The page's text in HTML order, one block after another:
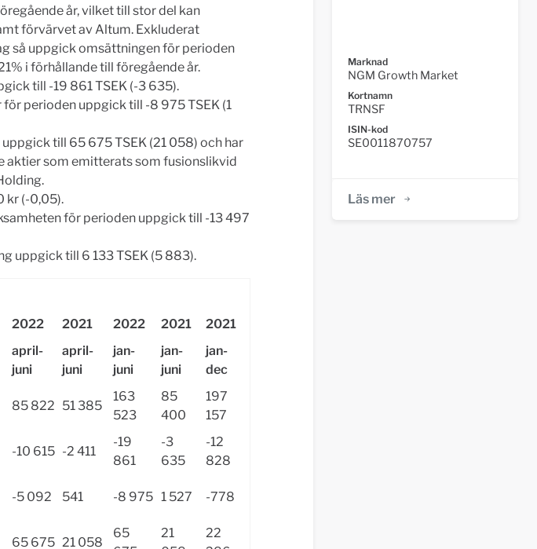
år, vilket till stor del kan
förvärvet av Altum. Exkluderat
så uppgick omsättningen för perioden
i förhållande till föregående år.
till -19 861 TSEK (-3 635).
perioden uppgick till -8 975 TSEK (1
till 65 675 TSEK (21 058) och har
aktier som emitterats som fusionslikvid
kr (-0,05).
för perioden uppgick till -13 497
uppgick till 6 133 TSEK (5 883).
2022 2021 2022 2021 2021
april-
juni
april-
juni
jan-
juni
jan-
juni
jan-
dec
85 822 51 385
163
523
85
400
197
157
-10 615 -2 411
-19
861
-3
635
-12
828
-5 092 541 -8 975 1 527 -778
65 675 21 058
65
21
22
Marknad
NGM Growth Market
Kortnamn
TRNSF
ISIN-kod
SE0011870757
Läs mer